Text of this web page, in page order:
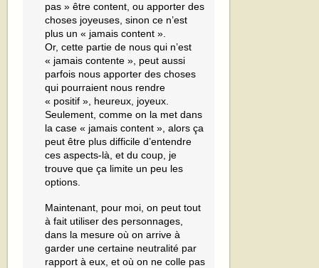
pas » être content, ou apporter des
choses joyeuses, sinon ce n’est
plus un « jamais content ».
Or, cette partie de nous qui n’est
« jamais contente », peut aussi
parfois nous apporter des choses
qui pourraient nous rendre
« positif », heureux, joyeux.
Seulement, comme on la met dans
la case « jamais content », alors ça
peut être plus difficile d’entendre
ces aspects-là, et du coup, je
trouve que ça limite un peu les
options.
Maintenant, pour moi, on peut tout
à fait utiliser des personnages,
dans la mesure où on arrive à
garder une certaine neutralité par
rapport à eux, et où on ne colle pas